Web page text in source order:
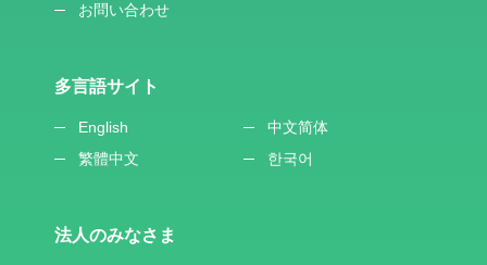
お問い合わせ
多言語サイト
English
中文简体
繁體中文
한국어
法人のみなさま